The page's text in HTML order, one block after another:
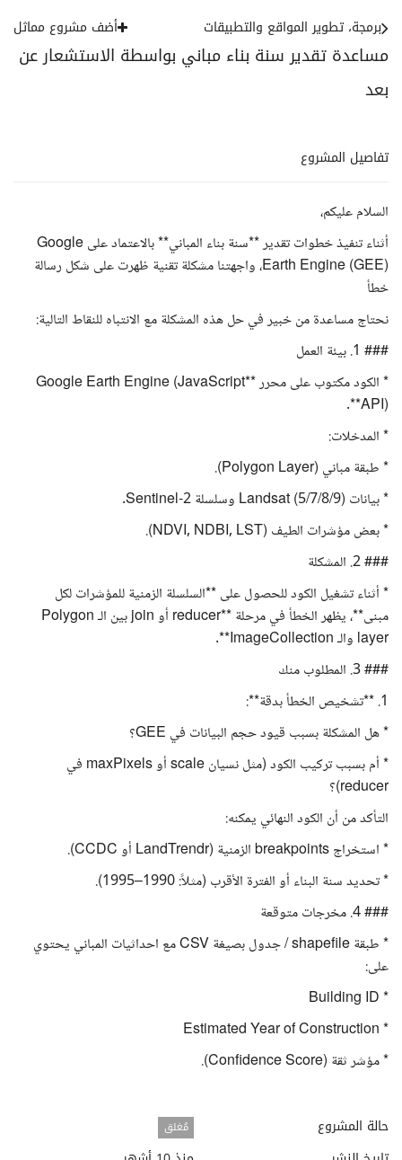
مساعدة تقدير سنة بناء مباني بواسطة الاستشعار عن
بعد
برمجة، تطوير المواقع والتطبيقات أضف مشروع مماثل
تفاصيل المشروع
السلام عليكم،
أثناء تنفيذ خطوات تقدير **سنة بناء المباني** بالاعتماد على Google
Earth Engine (GEE)، واجهتنا مشكلة تقنية ظهرت على شكل رسالة
خطأ
نحتاج مساعدة من خبير في حل هذه المشكلة مع الانتباه للنقاط التالية:
### 1. بيئة العمل
* الكود مكتوب على محرر **Google Earth Engine (JavaScript
API)**.
* المدخلات:
* طبقة مباني (Polygon Layer).
* بيانات Landsat (5/7/8/9) وسلسلة Sentinel-2.
* بعض مؤشرات الطيف (NDVI, NDBI, LST).
### 2. المشكلة
* أثناء تشغيل الكود للحصول على **السلسلة الزمنية للمؤشرات لكل
مبنى**، يظهر الخطأ في مرحلة **reducer أو join بين الـ Polygon
layer والـ ImageCollection**.
### 3. المطلوب منك
1. **تشخيص الخطأ بدقة**:
* هل المشكلة بسبب قيود حجم البيانات في GEE؟
* أم بسبب تركيب الكود (مثل نسيان scale أو maxPixels في
reducer)؟
التأكد من أن الكود النهائي يمكنه:
* استخراج breakpoints الزمنية (LandTrendr أو CCDC).
* تحديد سنة البناء أو الفترة الأقرب (مثلاً: 1990–1995).
### 4. مخرجات متوقعة
* طبقة shapefile / جدول بصيغة CSV مع احداثيات المباني يحتوي
على:
* Building ID
* Estimated Year of Construction
* مؤشر ثقة (Confidence Score).
حالة المشروع مُغلق